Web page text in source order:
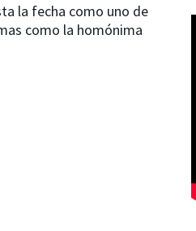
la fecha como uno de
como la homónima